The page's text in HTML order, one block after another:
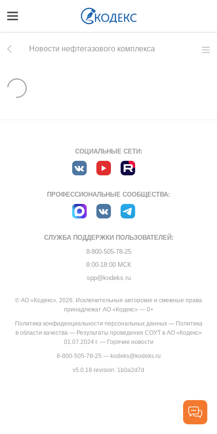
Новости нефтегазового комплекса
СОЦИАЛЬНЫЕ СЕТИ:
ПРОФЕССИОНАЛЬНЫЕ СООБЩЕСТВА:
СЛУЖБА ПОДДЕРЖКИ ПОЛЬЗОВАТЕЛЕЙ:
8-800-505-78-25
8:00-18:00 МСК
spp@kodeks.ru
© АО «Кодекс», 2026. Исключительные авторские и смежные права
принадлежат АО «Кодекс» — 0+
Политика конфиденциальности персональных данных— Политика
в области качества— Результаты проведения СОУТ в АО «Кодекс»
01.07.2024 г.— Горячие новости
8-800-505-78-25 — kodeks@kodeks.ru
v5.0.18 revision: 1b0a2d7d